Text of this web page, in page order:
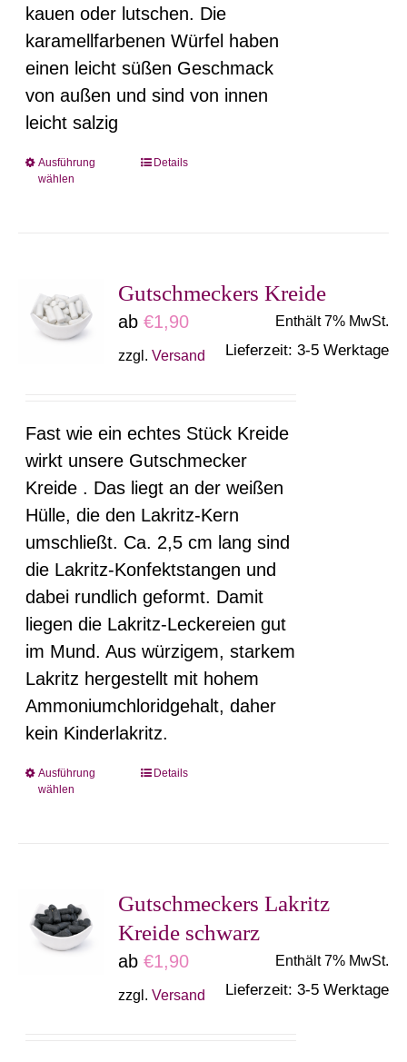
kauen oder lutschen. Die
karamellfarbenen Würfel haben
einen leicht süßen Geschmack
von außen und sind von innen
leicht salzig
Ausführung
wählen
Dieses
auf.
Die
Optionen
der
Produktseite
gewählt
werden
Details
Gutschmeckers Kreide
ab€1,90 Enthält 7% MwSt.
zzgl.Versand Lieferzeit: 3-5 Werktage
Fast wie ein echtes Stück Kreide
wirkt unsere Gutschmecker
Kreide . Das liegt an der weißen
Hülle, die den Lakritz-Kern
umschließt. Ca. 2,5 cm lang sind
die Lakritz-Konfektstangen und
dabei rundlich geformt. Damit
liegen die Lakritz-Leckereien gut
im Mund. Aus würzigem, starkem
Lakritz hergestellt mit hohem
Ammoniumchloridgehalt, daher
kein Kinderlakritz.
Ausführung
wählen
Dieses
auf.
Die
Optionen
können
Details
Gutschmeckers Lakritz
Kreide schwarz
ab€1,90 Enthält 7% MwSt.
zzgl.Versand Lieferzeit: 3-5 Werktage